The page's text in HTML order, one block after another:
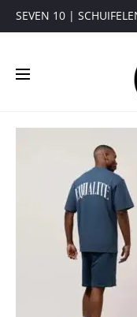
SEVEN 10 |